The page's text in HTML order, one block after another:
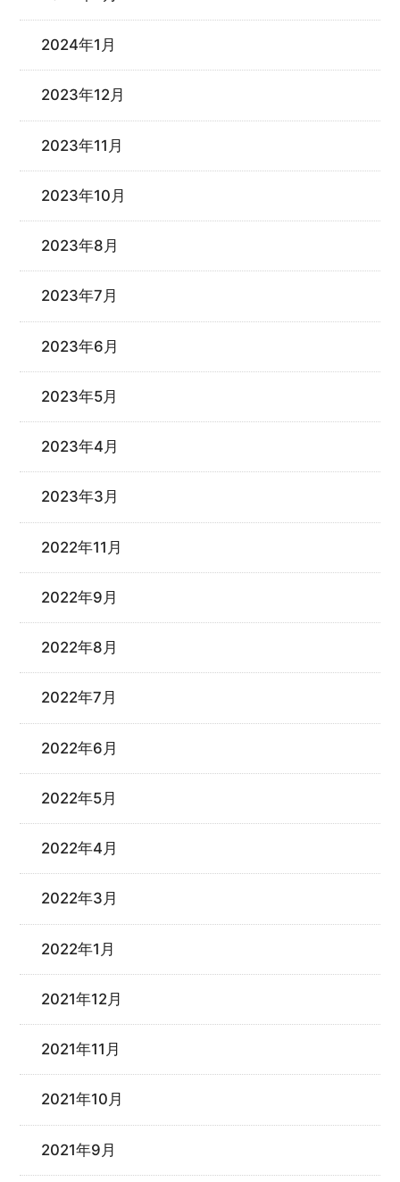
2024年1月
2023年12月
2023年11月
2023年10月
2023年8月
2023年7月
2023年6月
2023年5月
2023年4月
2023年3月
2022年11月
2022年9月
2022年8月
2022年7月
2022年6月
2022年5月
2022年4月
2022年3月
2022年1月
2021年12月
2021年11月
2021年10月
2021年9月